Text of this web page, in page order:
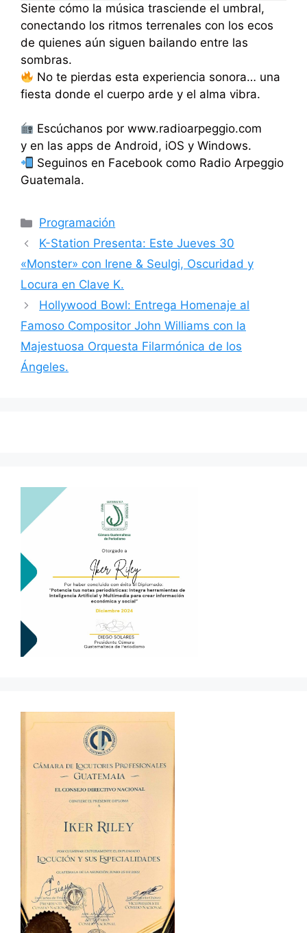
Siente cómo la música trasciende el umbral,
conectando los ritmos terrenales con los ecos
de quienes aún siguen bailando entre las
sombras.
No te pierdas esta experiencia sonora… una
fiesta donde el cuerpo arde y el alma vibra.
Escúchanos por www.radioarpeggio.com
y en las apps de Android, iOS y Windows.
Seguinos en Facebook como Radio Arpeggio
Guatemala.
Categorías
Programación
K-Station Presenta: Este Jueves 30
«Monster» con Irene & Seulgi, Oscuridad y
Locura en Clave K.
Hollywood Bowl: Entrega Homenaje al
Famoso Compositor John Williams con la
Majestuosa Orquesta Filarmónica de los
Ángeles.